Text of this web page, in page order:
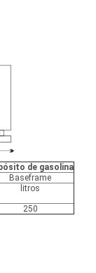
de gasolina
Baseframe
litros
250